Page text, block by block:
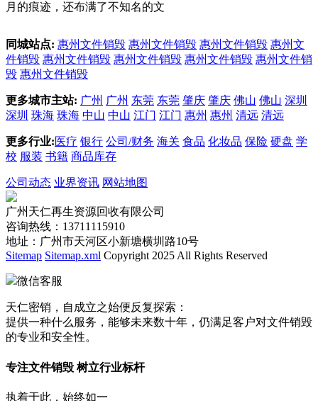
月的痕迹，还布满了不知名的文
同城站点: 惠州文件销毁 惠州文件销毁 惠州文件销毁 惠州文
件销毁 惠州文件销毁 惠州文件销毁 惠州文件销毁 惠州文件销
毁 惠州文件销毁
更多城市主站: 广州 广州 东莞 东莞 肇庆 肇庆 佛山 佛山 深圳
深圳 珠海 珠海 中山 中山 江门 江门 惠州 惠州 清远 清远
更多行业: 医疗 银行 公司/财务 海关 食品 化妆品 保险 硬盘 学
校 服装 书籍 商品库存
公司动态 业界资讯 网站地图
广州天仁再生资源回收有限公司
咨询热线：13711115910
地址：广州市天河区小新塘横圳路10号
Sitemap Sitemap.xml Copyright 2025 All Rights Reserved
微信客服
天仁密销，自成立之始便反复探索：
提供一种什么服务，能够未来数十年，仍满足客户对文件销毁
的专业和安全性。
专注文件销毁 树立行业标杆
执着于此，始终如一